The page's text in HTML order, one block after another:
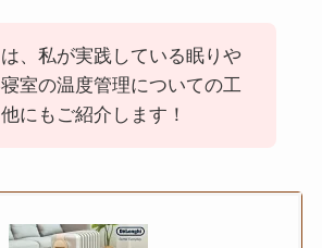
、私が実践している眠りや
室の温度管理についての工
にもご紹介します！